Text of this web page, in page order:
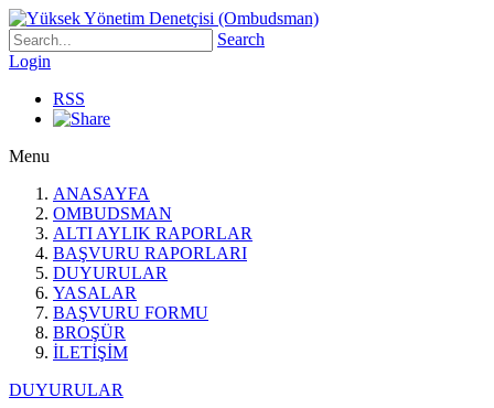
Search
Login
RSS
Menu
ANASAYFA
OMBUDSMAN
ALTI AYLIK RAPORLAR
BAŞVURU RAPORLARI
DUYURULAR
YASALAR
BAŞVURU FORMU
BROŞÜR
İLETİŞİM
DUYURULAR